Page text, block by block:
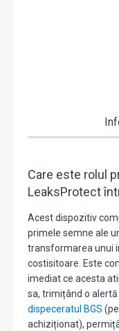
Care este rolul
LeaksProtect
Acest dispozitiv
primele semne ale
transformarea unui
costisitoare. Este
imediat ce acesta
sa, trimițând o
dispeceratul BGS
achiziționat),